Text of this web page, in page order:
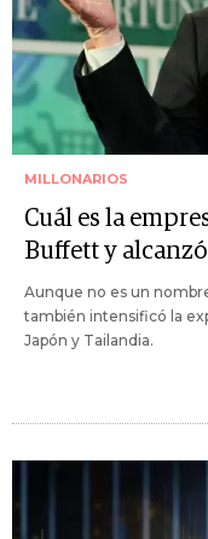
MILLONARIOS
Cuál es la
Buffett y
Aunque no es un
también intensificó la
Japón y Tailandia.